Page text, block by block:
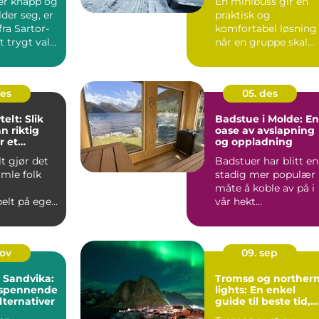
seg, er
Sartor-
trygt valg.
praktisk og
komfortabel løsning
når en gruppe skal
Slik
riktig
et
gjør det
folk
på egen
05. des
Badstue i Molde: En
oase av avslapning
og oppladning
Badstuer har blitt en
stadig mer populær
måte å koble av på i
vår hekt...
09. sep
Tromsø og
lights: En enkel
guide til beste tid,